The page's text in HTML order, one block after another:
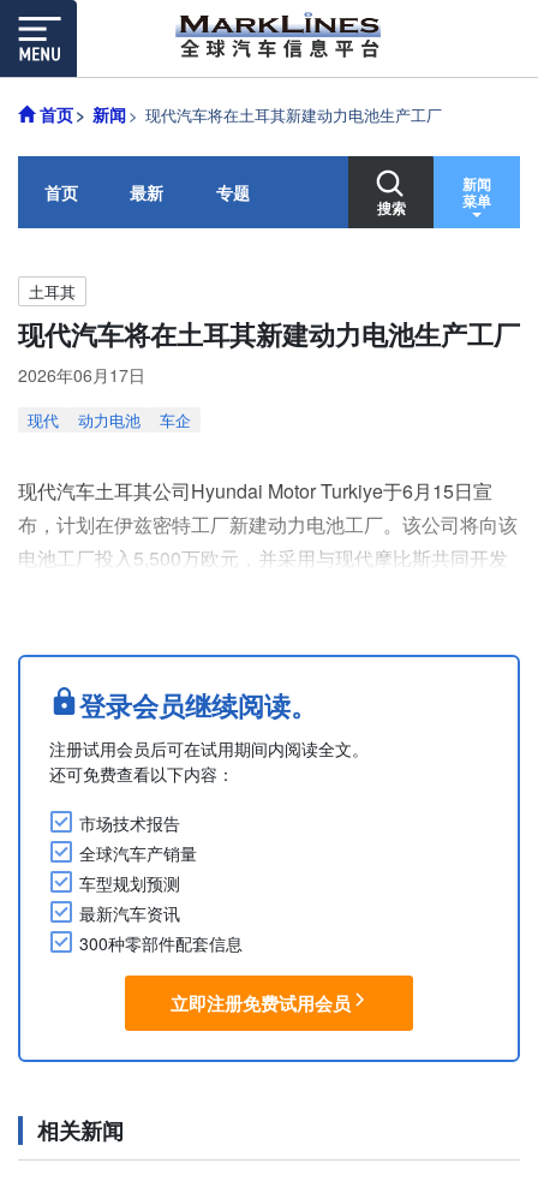
首页 新闻 现代汽车将在土耳其新建动力电池生产工厂
首页 最新 专题
搜索
新闻
菜单
土耳其
现代汽车将在土耳其新建动力电池生产工厂
2026年06月17日
现代 动力电池 车企
现代汽车土耳其公司Hyundai Motor Turkiye于6月15日宣
布，计划在伊兹密特工厂新建动力电池工厂。该公司将向该
电池工厂投入5,500万欧元，并采用与现代摩比斯共同开发
力生产2.7万辆汽车，2027年助力生产超过4万辆汽车。公
司计划从匈牙利采购镍锰钴电池电芯，从中国采购磷酸铁锂
电池电芯。
新电池工厂将支持计划于2026年8月开始量产的....
登录会员继续阅读。
注册试用会员后可在试用期间内阅读全文。
还可免费查看以下内容：
市场技术报告
全球汽车产销量
车型规划预测
最新汽车资讯
300种零部件配套信息
立即注册免费试用会员
相关新闻